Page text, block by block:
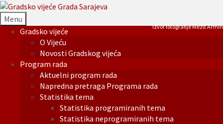
Menu
Gradsko vijeće
O Vijeću
Novosti Gradskog vijeća
Program rada
Aktuelni program rada
Napredna pretraga Programa rada
Statistika tema
Statistika programiranih tema
Statistika neprogramiranih tema
Izvor fotografije Mezit Armin